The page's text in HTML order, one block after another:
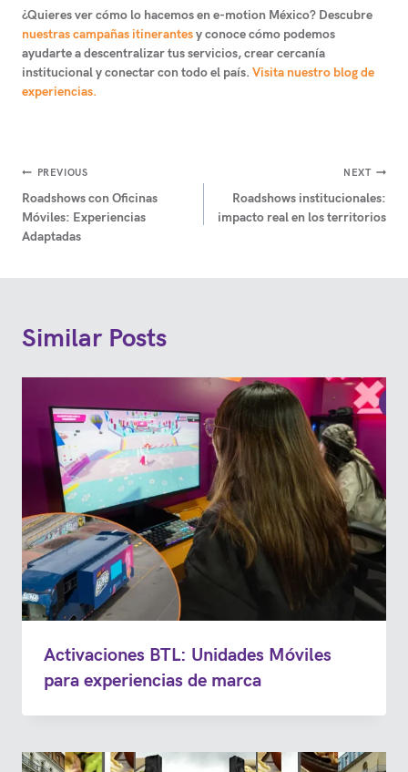
¿Quieres ver cómo lo hacemos en e-motion México? Descubre
nuestras campañas itinerantesy conoce cómo podemos
ayudarte a descentralizar tus servicios, crear cercanía
institucional y conectar con todo el país. Visita nuestro blog de
experiencias.
Navegación
de
entradas
PREVIOUS
Roadshows con Oficinas
Móviles: Experiencias
Adaptadas
NEXT
Roadshows institucionales:
impacto real en los territorios
Similar Posts
Activaciones BTL: Unidades Móviles
para experiencias de marca